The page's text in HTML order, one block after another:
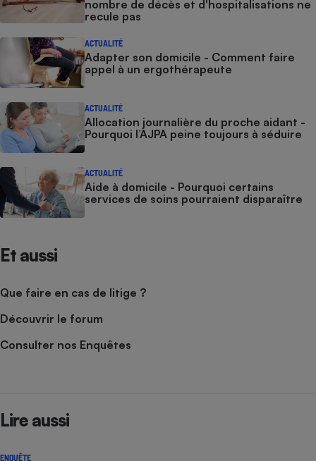
nombre de décès et d'hospitalisations ne
recule pas
ACTUALITÉ
Adapter son domicile - Comment faire
appel à un ergothérapeute
ACTUALITÉ
Allocation journalière du proche aidant -
Pourquoi l’AJPA peine toujours à séduire
ACTUALITÉ
Aide à domicile - Pourquoi certains
services de soins pourraient disparaître
Et aussi
Que faire en cas de litige ?
Découvrir le forum
Consulter nos Enquêtes
Lire aussi
ENQUÊTE
Robot ménager